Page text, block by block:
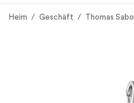
Heim / Geschäft / Thomas Sabo